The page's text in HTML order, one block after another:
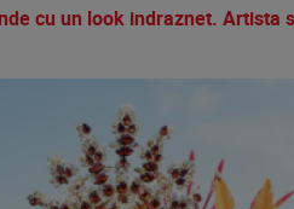
cu un look indraznet. Artista